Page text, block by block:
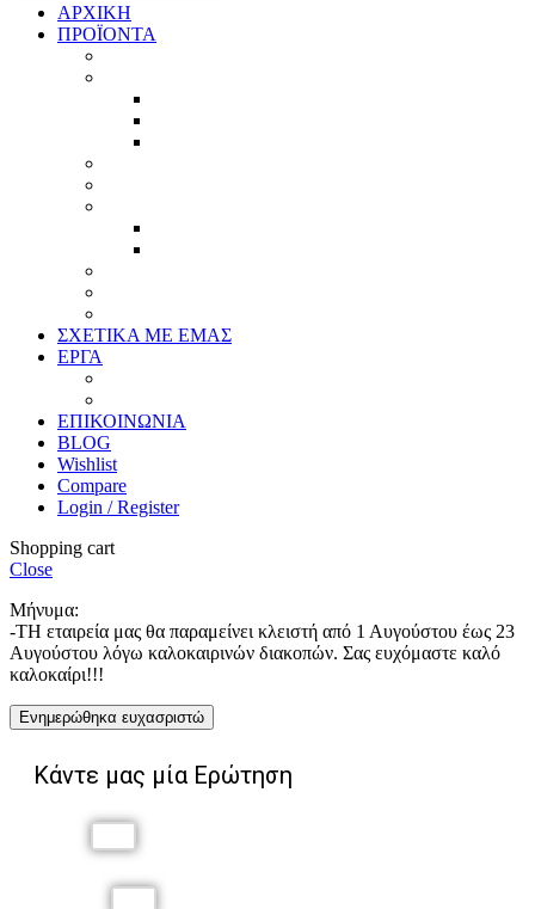
ΑΡΧΙΚΗ
ΠΡΟΪΟΝΤΑ
ΣΧΕΤΙΚΑ ΜΕ ΕΜΑΣ
ΕΡΓΑ
ΕΠΙΚΟΙΝΩΝΙΑ
BLOG
Wishlist
Compare
Login / Register
Shopping cart
Close
Μήνυμα:
-ΤΗ εταιρεία μας θα παραμείνει κλειστή από 1 Αυγούστου έως 23
Αυγούστου λόγω καλοκαιρινών διακοπών. Σας ευχόμαστε καλό
καλοκαίρι!!!
Ενημερώθηκα ευχασριστώ
Κάντε μας μία Ερώτηση